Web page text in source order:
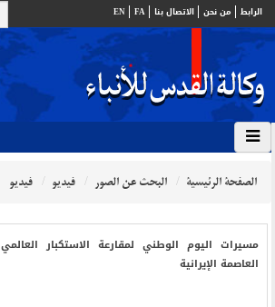
الرابط من نحن الاتصال بنا FA
EN
الصفحة الرئيسية البحث عن الصور فيديو فيديو
مسيرات اليوم الوطني لمقارعة الاستكبار
العاصمة الإيرانية